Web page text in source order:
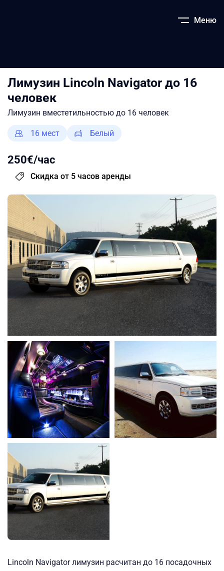
Меню
Лимузин Lincoln Navigator до 16
человек
Лимузин вместетильностью до 16 человек
16 мест Белый
250€/час
Скидка от 5 часов аренды
Lincoln Navigator лимузин расчитан до 16 посадочных